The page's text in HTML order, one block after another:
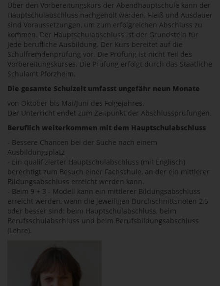
Über den Vorbereitungskurs der Abendhauptschule kann der
Hauptschulabschluss nachgeholt werden. Fleiß und Ausdauer
sind Voraussetzungen, um zum erfolgreichen Abschluss zu
kommen. Der Hauptschulabschluss ist der Grundstein für
jede berufliche Ausbildung. Der Kurs bereitet auf die
Schulfremdenprüfung vor. Die Prüfung ist nicht Teil des
Vorbereitungskurses. Die Prüfung erfolgt durch das Staatliche
Schulamt Pforzheim.
Die gesamte Schulzeit umfasst ungefähr neun Monate
von Oktober bis Mai/Juni des Folgejahres.
Der Unterricht endet zum Zeitpunkt der Abschlussprüfungen.
Beruflich weiterkommen mit dem Hauptschulabschluss
- Bessere Chancen bei der Suche nach einem
Ausbildungsplatz
- Ein qualifizierter Hauptschulabschluss (mit Englisch)
berechtigt zum Besuch einer Fachschule, an der ein mittlerer
Bildungsabschluss erreicht werden kann.
- Beim 9 + 3 - Modell kann ein mittlerer Bildungsabschluss
erreicht werden, wenn die jeweiligen Durchschnittsnoten 2,5
oder besser sind: beim Hauptschulabschluss, beim
Berufsschulabschluss und beim Berufsbildungsabschluss
(Lehre).